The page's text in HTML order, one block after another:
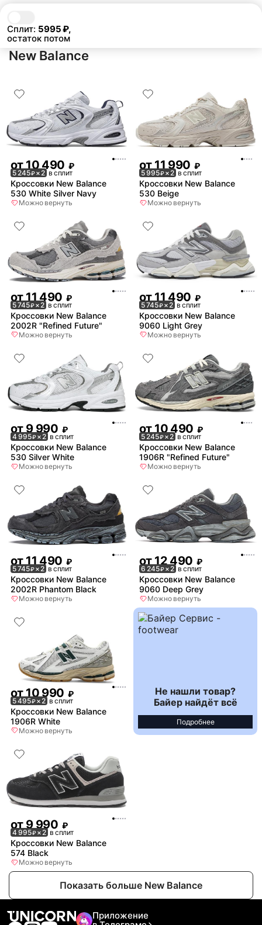
Сплит: 5995₽,
остаток потом
New Balance
от10 490 ₽
5 245₽× 2 в сплит
Кроссовки New Balance
530 White Silver Navy
Можно вернуть
от11 990 ₽
5 995₽× 2 в сплит
Кроссовки New Balance
530 Beige
Можно вернуть
от 11 490 ₽
5 745₽× 2 в сплит
Кроссовки New Balance
2002R "Refined Future"
Можно вернуть
от 11 490 ₽
5 745₽× 2 в сплит
Кроссовки New Balance
9060 Light Grey
Можно вернуть
от9 990 ₽
4 995₽× 2 в сплит
Кроссовки New Balance
530 Silver White
Можно вернуть
от10 490 ₽
5 245₽× 2 в сплит
Кроссовки New Balance
1906R "Refined Future"
Можно вернуть
от11 490 ₽
5 745₽× 2 в сплит
Кроссовки New Balance
2002R Phantom Black
Можно вернуть
от12 490 ₽
6 245₽× 2 в сплит
Кроссовки New Balance
9060 Deep Grey
Можно вернуть
от 10 990 ₽
5 495₽× 2 в сплит
Кроссовки New Balance
1906R White
Можно вернуть
Не нашли товар?
Байер найдёт всё
Подробнее
от9 990 ₽
4 995₽× 2 в сплит
Кроссовки New Balance
574 Black
Можно вернуть
Показать больше New Balance
Приложение